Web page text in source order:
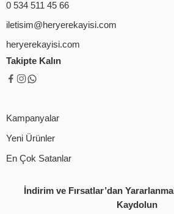
0 534 511 45 66
iletisim@heryerekayisi.com
heryerekayisi.com
Takipte Kalın
Kampanyalar
Yeni Ürünler
En Çok Satanlar
İndirim ve Fırsatlar’dan
Kaydolun